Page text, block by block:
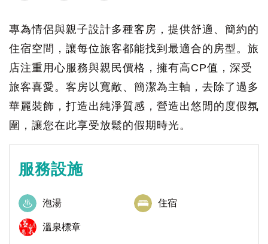
專為情侶與親子設計多種客房，提供舒適、簡約的
住宿空間，讓每位旅客都能找到最適合的房型。旅
店注重用心服務與親民價格，擁有高CP值，深受
旅客喜愛。客房以寬敞、簡潔為主軸，去除了過多
華麗裝飾，打造出純淨質感，營造出悠閒的度假氛
圍，讓您在此享受放鬆的假期時光。
服務設施
泡湯 住宿
溫泉標章